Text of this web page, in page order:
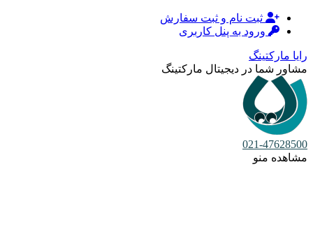
ثبت نام و ثبت سفارش
ورود به پنل کاربری
رایا مارکتینگ
مشاور شما در دیجیتال مارکتینگ
021-47628500
مشاهده منو